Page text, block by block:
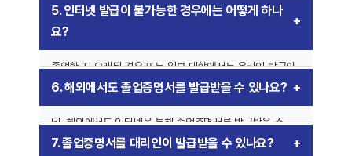
500원~2,000원 정도입니다. PDF 다운로드는 무료인
경우도 있지만, 우편 발송이나 팩스 신청 시 추가 요금이
5. 인터넷 발급이 불가능한 경우에는 어떻게 하나
요?
졸업한 지 오래된 경우 또는 일부 대학에서는 온라인 발급이
불가능할 수 있습니다. 이 경우 해당 대학의 행정실을
6. 해외에서도 졸업증명서를 발급받을 수 있나요?
네, 해외에서도 인터넷을 통해 졸업증명서를 발급받을 수
있으며, 발급된 서류는 PDF 파일로 다운로드할 수 있습니다.
7. 졸업증명서를 대리인이 발급받을 수 있나요?